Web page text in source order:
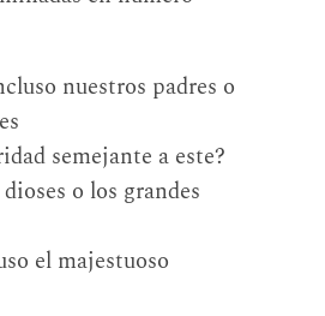
nuestros padres o
semejante a este?
o los grandes
el majestuoso